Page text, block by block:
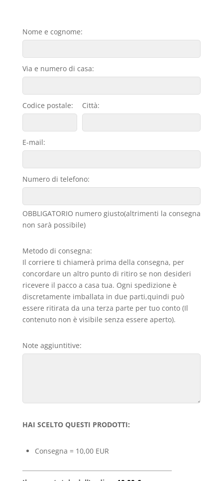
Nome e cognome:
Via e numero di casa:
Codice postale: Città:
E-mail:
Numero di telefono:
OBBLIGATORIO numero giusto(altrimenti la consegna
non sarà possibile)
Metodo di consegna:
Il corriere ti chiamerà prima della consegna, per
concordare un altro punto di ritiro se non desideri
ricevere il pacco a casa tua. Ogni spedizione è
discretamente imballata in due parti,quindi può
essere ritirata da una terza parte per tuo conto (Il
contenuto non è visibile senza essere aperto).
Note aggiuntitive:
HAI SCELTO QUESTI PRODOTTI:
Consegna = 10,00 EUR